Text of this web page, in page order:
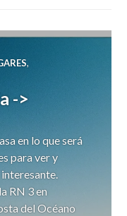
,
->
en lo que será
para ver y
RN 3 en
del Océano